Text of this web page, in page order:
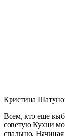
Кристина
Всем, кто еще
советую Кухни
спальню. Начиная